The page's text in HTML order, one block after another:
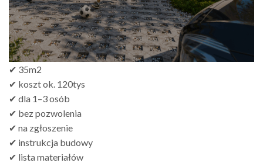
✔ 35m2
✔ koszt ok. 120tys
✔ dla 1–3 osób
✔ bez pozwolenia
✔ na zgłoszenie
✔ instrukcja budowy
✔ lista materiałów